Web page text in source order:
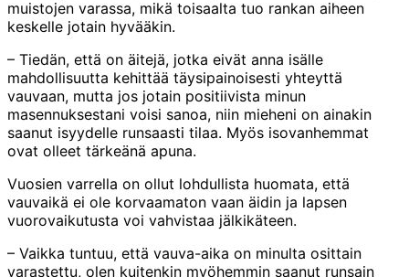
muistojen varassa, mikä toisaalta tuo rankan aiheen
keskelle jotain hyvääkin.
– Tiedän, että on äitejä, jotka eivät anna isälle
mahdollisuutta kehittää täysipainoisesti yhteyttä
vauvaan, mutta jos jotain positiivista minun
masennuksestani voisi sanoa, niin mieheni on ainakin
saanut isyydelle runsaasti tilaa. Myös isovanhemmat
ovat olleet tärkeänä apuna.
Vuosien varrella on ollut lohdullista huomata, että
vauvaikä ei ole korvaamaton vaan äidin ja lapsen
vuorovaikutusta voi vahvistaa jälkikäteen.
– Vaikka tuntuu, että vauva-aika on minulta osittain
varastettu, olen kuitenkin myöhemmin saanut runsain